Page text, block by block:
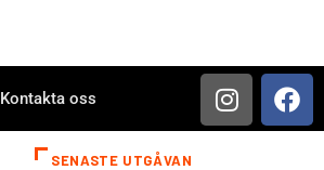
Kontakta oss
SENASTE UTGÅVAN